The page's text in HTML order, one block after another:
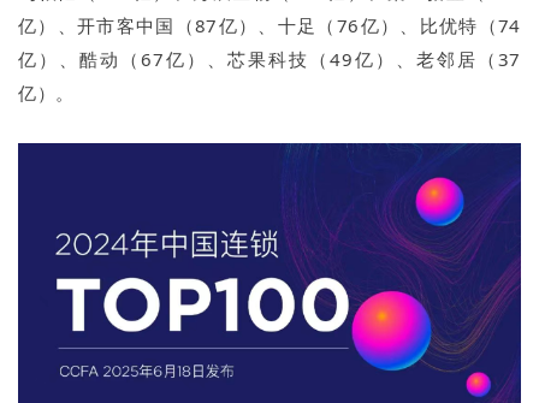
亿）、开市客中国（87亿）、十足（76亿）、比优特（74
亿）、酷动（67亿）、芯果科技（49亿）、老邻居（37
亿）。